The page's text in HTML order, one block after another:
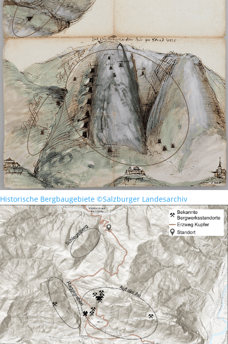
Historische Bergbaugebiete ©Salzburger Landesarchiv